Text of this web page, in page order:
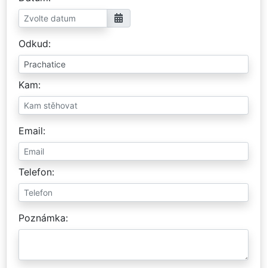
Odkud
Kam
Email
Telefon
Poznámka